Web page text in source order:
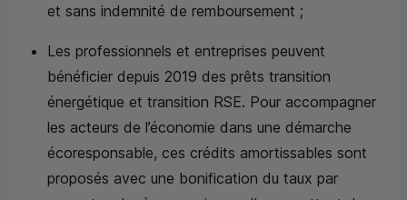
et sans indemnité de remboursement ;
Les professionnels et entreprises peuvent
bénéficier depuis 2019 des prêts transition
énergétique et transition RSE. Pour accompagner
les acteurs de l’économie dans une démarche
écoresponsable, ces crédits amortissables sont
proposés avec une bonification du taux par